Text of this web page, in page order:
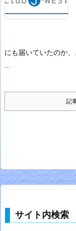
にも届いていたのか、
記
サイト内検索